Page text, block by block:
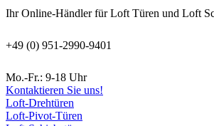
Ihr Online-Händler für Loft Türen und Loft
+49 (0) 951-2990-9401
Mo.-Fr.: 9-18 Uhr
Kontaktieren Sie uns!
Loft-Drehtüren
Loft-Pivot-Türen